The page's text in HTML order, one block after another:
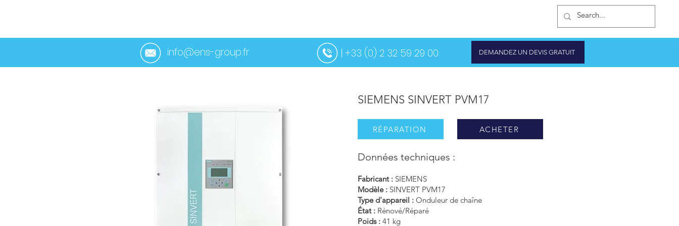
< Retour
SIEMENS SINVERT PVM17
RÉPARATION ACHETER
Données techniques :
Fabricant : SIEMENS
Modèle : SINVERT PVM17
Type d'appareil : Onduleur de chaîne
État : Rénové/Réparé
Poids : 41 kg
info@ens-group.fr | +33 (0) 2 32 59 29 00 DEMANDEZ UN DEVIS GRATUIT